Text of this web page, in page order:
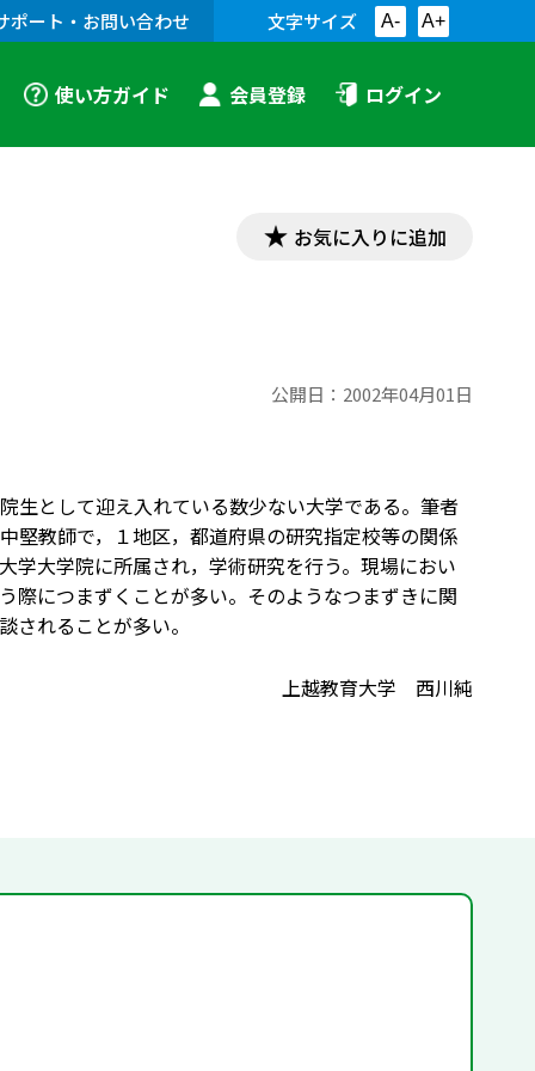
ポート・お問い合わせ 文字サイズ A- A+
使い方ガイド 会員登録 ログイン
お気に入りに追加
公開日： 2002年04月01日
生として迎え入れている数少ない大学である。筆者
堅教師で，１地区，都道府県の研究指定校等の関係
学大学院に所属され，学術研究を行う。現場におい
際につまずくことが多い。そのようなつまずきに関
されることが多い。
上越教育大学 西川純